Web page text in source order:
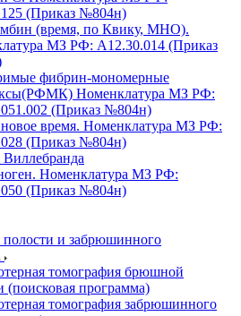
(Приказ №804н)
(время, по Квику, МНО).
МЗ РФ: A12.30.014 (Приказ
фибрин-мономерные
Номенклатура МЗ РФ:
(Приказ №804н)
время. Номенклатура МЗ РФ:
(Приказ №804н)
Номенклатура МЗ РФ:
(Приказ №804н)
и забрюшинного
томография брюшной
(поисковая программа)
томография забрюшинного